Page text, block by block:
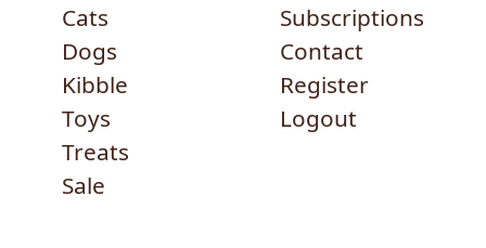
Cats
Dogs
Kibble
Toys
Treats
Sale
Subscriptions
Contact
Register
Logout